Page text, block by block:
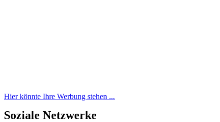
Hier könnte Ihre Werbung stehen ...
Soziale Netzwerke